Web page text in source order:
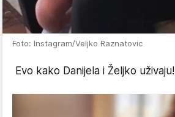
Foto: Instagram/Veljko Raznatovic
Evo kako Danijela i Željko uživaju!